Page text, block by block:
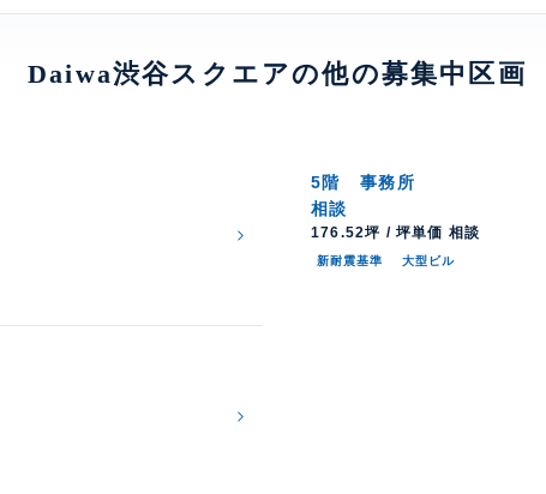
Daiwa渋谷スクエアの他の募集中区画
5階 事務所
相談
176.52坪 / 坪単価 相談
新耐震基準 大型ビル